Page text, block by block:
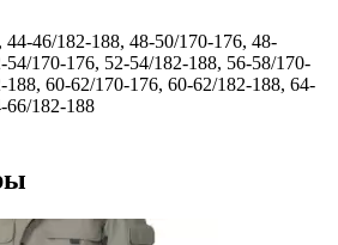
44-46/182-188, 48-50/170-176, 48-
54/170-176, 52-54/182-188, 56-58/170-
188, 60-62/170-176, 60-62/182-188, 64-
66/182-188